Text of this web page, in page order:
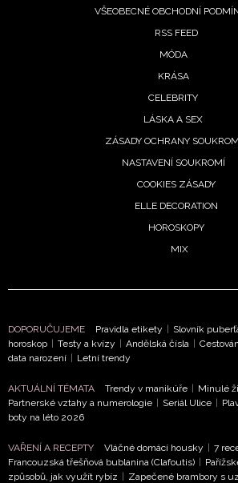
Přihlášením k newsletteru souhlasíte
podmínkami společnosti
potvrzujete, že jste se seznámili se
- BurdaMedia
Vašimi údaji pracovat zejména k
vyhodnocení akce a zasílání novinek.
informace od našich partnerů? Pokud
soukromí BurdaMedia Extra s.r.o.
,
VŠEOBECNÉ OBCHODNÍ
RSS FEED
MÓDA
KRÁSA
CELEBRITY
LÁSKA A SEX
ZÁSADY OCHRANY
NASTAVENÍ SOUKROMÍ
COOKIES ZÁSADY
ELLE DECORATION
HOROSKOPY
MIX
DOPORUČUJEME Pravidla etikety Slovník
horoskop
Testy a kvízy Andělská čísla
data narození
Letní trendy
AKTUÁLNÍ TÉMATA Trendy v manikúře Minulé
Partnerské vztahy a numerologie
Seriál Ulice
boty na léto 2026
VAŘENÍ A RECEPTY Vláčné domácí housky 7
Francouzská třešňová bublanina (Clafoutis)
způsobů, jak využít rybíz
Zapečené brambory s